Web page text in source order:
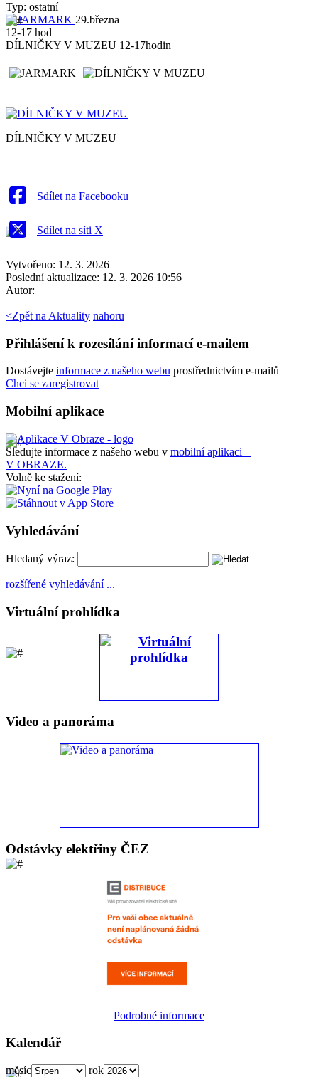
Typ: ostatní
29.března
12-17 hod
DÍLNIČKY V MUZEU 12-17hodin
DÍLNIČKY V MUZEU
Sdílet na Facebooku
Sdílet na síti X
Vytvořeno: 12. 3. 2026
Poslední aktualizace: 12. 3. 2026 10:56
Autor:
<Zpět na Aktuality nahoru
Přihlášení k rozesílání informací e-mailem
Dostávejte informace z našeho webu prostřednictvím e-mailů
Chci se zaregistrovat
Mobilní aplikace
Sledujte informace z našeho webu v mobilní aplikaci –
V OBRAZE.
Volně ke stažení:
Vyhledávání
Hledaný výraz:
rozšířené vyhledávání ...
Virtuální prohlídka
Video a panoráma
Odstávky elektřiny ČEZ
Podrobné informace
Kalendář
měsíc rok